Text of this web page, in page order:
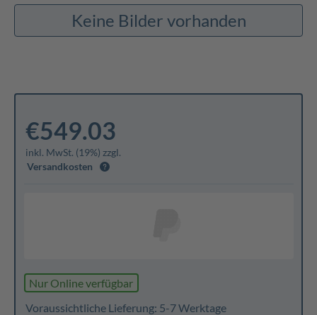
Keine Bilder vorhanden
€549.03
inkl. MwSt. (19%) zzgl.
Versandkosten
Nur Online verfügbar
Voraussichtliche Lieferung: 5-7 Werktage